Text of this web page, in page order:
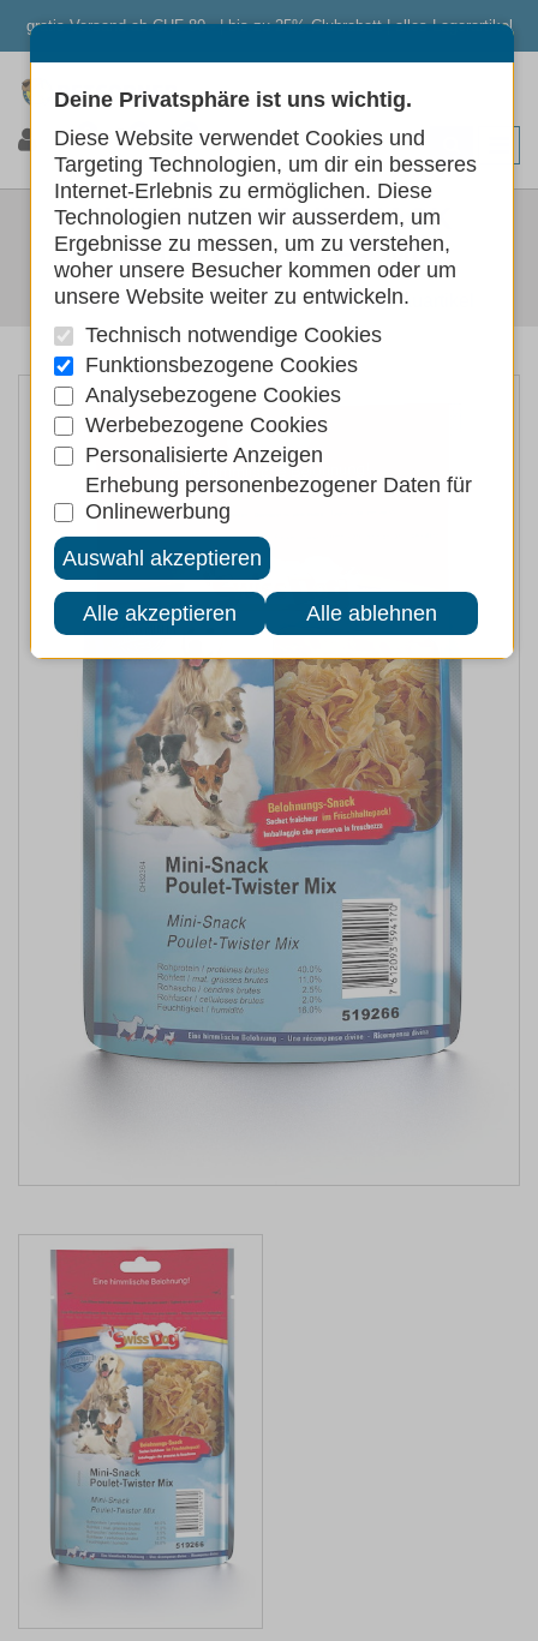
gratis Versand ab CHF 80.- | bis zu 25% Clubrabatt | alles Lagerartikel
0 0 0
SWISSDOG MINI-SNACK
POULET-TWISTER MIX
Hunde Hundefutter Hundeleckerlis Kauartikel
Deine Privatsphäre ist uns wichtig.
Diese Website verwendet Cookies und
Targeting Technologien, um dir ein besseres
Internet-Erlebnis zu ermöglichen. Diese
Technologien nutzen wir ausserdem, um
Ergebnisse zu messen, um zu verstehen,
woher unsere Besucher kommen oder um
unsere Website weiter zu entwickeln.
Technisch notwendige Cookies
Funktionsbezogene Cookies
Analysebezogene Cookies
Werbebezogene Cookies
Personalisierte Anzeigen
Erhebung personenbezogener Daten für
Onlinewerbung